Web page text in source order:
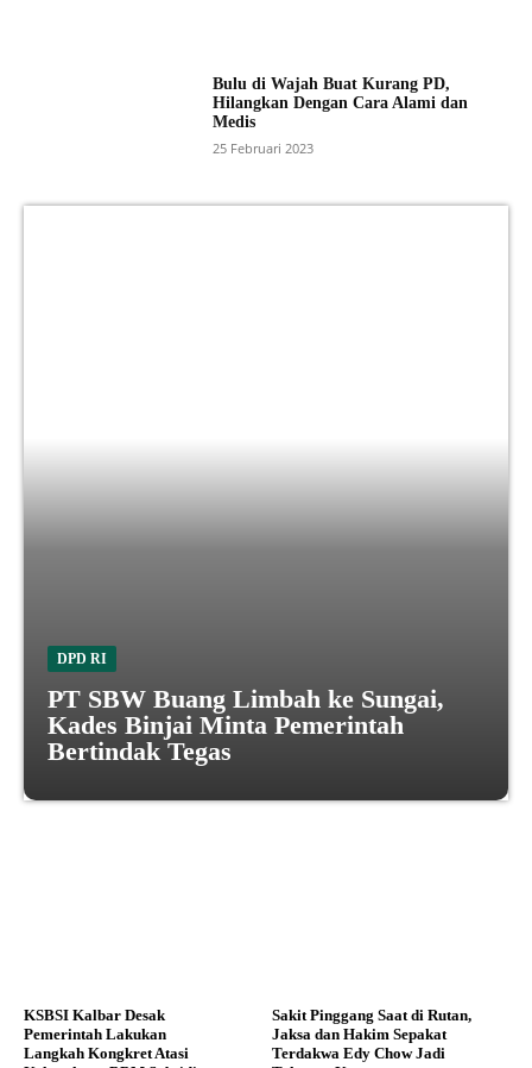
Bulu di Wajah Buat Kurang PD,
Hilangkan Dengan Cara Alami dan
Medis
25 Februari 2023
DPD RI
PT SBW Buang Limbah ke Sungai,
Kades Binjai Minta Pemerintah
Bertindak Tegas
KSBSI Kalbar Desak
Pemerintah Lakukan
Langkah Kongkret Atasi
Sakit Pinggang Saat di Rutan,
Jaksa dan Hakim Sepakat
Terdakwa Edy Chow Jadi